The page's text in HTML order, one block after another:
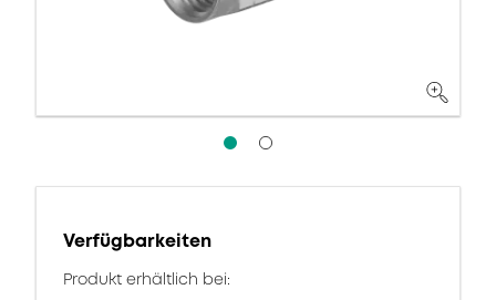
Verfügbarkeiten
Produkt erhältlich bei: